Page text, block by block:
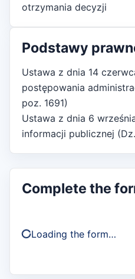
otrzymania decyzji
Podstawy
Ustawa z dnia 14
postępowania
poz. 1691)
Ustawa z dnia 6
informacji publicznej
Complete the
Loading the form…